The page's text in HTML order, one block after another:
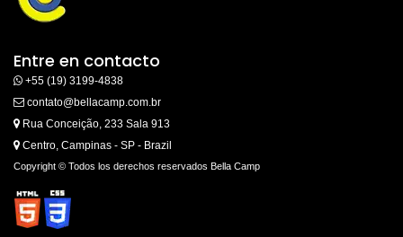
Entre en contacto
+55 (19) 3199-4838
contato@bellacamp.com.br
Rua Conceição, 233 Sala 913
Centro, Campinas - SP - Brazil
Copyright © Todos los derechos reservados Bella Camp